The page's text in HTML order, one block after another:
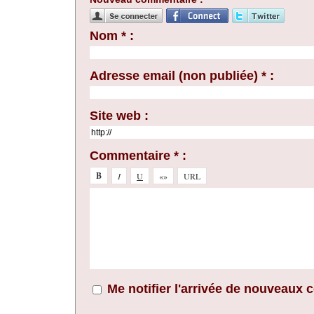
Nom * :
Adresse email (non publiée) * :
Site web :
Commentaire * :
Me notifier l'arrivée de nouveaux